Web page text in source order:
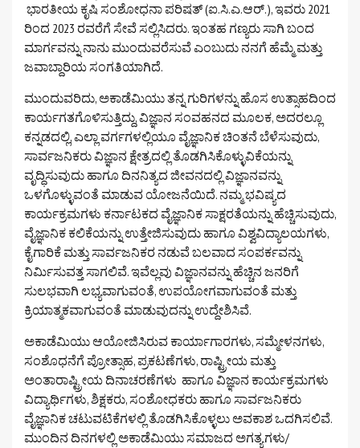
ಭಾರತೀಯ ಕೃಷಿ ಸಂಶೋಧನಾ ಪರಿಷತ್ (ಐ.ಸಿ.ಎ.ಆರ್.), ಇವರು 2021
ರಿಂದ 2023 ರವರೆಗೆ ಸೇವೆ ಸಲ್ಲಿಸಿದರು. ಇಂತಹ ಗಣ್ಯರು ಸಾಗಿ ಬಂದ
ಮಾರ್ಗವನ್ನು ನಾನು ಮುಂದುವರೆಸುವೆ ಎಂಬುದು ನನಗೆ ಹೆಮ್ಮೆ ಮತ್ತು
ಜವಾಬ್ದಾರಿಯ ಸಂಗತಿಯಾಗಿದೆ.
ಮುಂದುವರಿದು, ಅಕಾಡೆಮಿಯು ತನ್ನ ಗುರಿಗಳನ್ನು ಹೊಸ ಉತ್ಸಾಹದಿಂದ
ಕಾರ್ಯಗತಗೊಳಿಸುತ್ತಿದ್ದು, ವಿಜ್ಞಾನ ಸಂವಹನದ ಮೂಲಕ, ಅದರಲ್ಲೂ
ಕನ್ನಡದಲ್ಲಿ, ಎಲ್ಲಾ ವರ್ಗಗಳಲ್ಲಿಯೂ ವೈಜ್ಞಾನಿಕ ಚಿಂತನೆ ಬೆಳೆಸುವುದು,
ಸಾರ್ವಜನಿಕರು ವಿಜ್ಞಾನ ಕ್ಷೇತ್ರದಲ್ಲಿ ತೊಡಗಿಸಿಕೊಳ್ಳುವಿಕೆಯನ್ನು
ವೃದ್ಧಿಸುವುದು ಹಾಗೂ ದಿನನಿತ್ಯದ ಜೀವನದಲ್ಲಿ ವಿಜ್ಞಾನವನ್ನು
ಒಳಗೊಳ್ಳುವಂತೆ ಮಾಡುವ ಯೋಜನೆಯಿದೆ. ನಮ್ಮ ಭವಿಷ್ಯದ
ಕಾರ್ಯಕ್ರಮಗಳು ಕರ್ನಾಟಕದ ವೈಜ್ಞಾನಿಕ ಸಾಕ್ಷರತೆಯನ್ನು ಹೆಚ್ಚಿಸುವುದು,
ವೈಜ್ಞಾನಿಕ ಕಲಿಕೆಯನ್ನು ಉತ್ತೇಜಿಸುವುದು ಹಾಗೂ ವಿಶ್ವವಿದ್ಯಾಲಯಗಳು,
ಕೈಗಾರಿಕೆ ಮತ್ತು ಸಾರ್ವಜನಿಕರ ನಡುವೆ ಬಲವಾದ ಸಂಪರ್ಕವನ್ನು
ನಿರ್ಮಿಸುವತ್ತ ಸಾಗಲಿವೆ. ಇವೆಲ್ಲವು ವಿಜ್ಞಾನವನ್ನು ಹೆಚ್ಚಿನ ಜನರಿಗೆ
ಸುಲಭವಾಗಿ ಲಭ್ಯವಾಗುವಂತೆ, ಉಪಯೋಗವಾಗುವಂತೆ ಮತ್ತು
ಕ್ರಿಯಾತ್ಮಕವಾಗುವಂತೆ ಮಾಡುವುದನ್ನು ಉದ್ದೇಶಿಸಿವೆ.
ಅಕಾಡೆಮಿಯು ಆಯೋಜಿಸಿರುವ ಕಾರ್ಯಾಗಾರಗಳು, ಸಮ್ಮೇಳನಗಳು,
ಸಂಶೊಧನೆಗೆ ಪ್ರೋತ್ಸಾಹ, ಪ್ರಕಟಣೆಗಳು, ರಾಷ್ಟ್ರೀಯ ಮತ್ತು
ಅಂತಾರಾಷ್ಟ್ರೀಯ ದಿನಾಚರಣೆಗಳು ಹಾಗೂ ವಿಜ್ಞಾನ ಕಾರ್ಯಕ್ರಮಗಳು
ವಿದ್ಯಾರ್ಥಿಗಳು, ಶಿಕ್ಷಕರು, ಸಂಶೋಧಕರು ಹಾಗೂ ಸಾರ್ವಜನಿಕರು
ವೈಜ್ಞಾನಿಕ ಚಟುವಟಿಕೆಗಳಲ್ಲಿ ತೊಡಗಿಸಿಕೊಳ್ಳಲು ಅವಕಾಶ ಒದಗಿಸಲಿವೆ.
ಮುಂದಿನ ದಿನಗಳಲ್ಲಿ ಅಕಾಡೆಮಿಯು ಸಮಾಜದ ಅಗತ್ಯಗಳು/